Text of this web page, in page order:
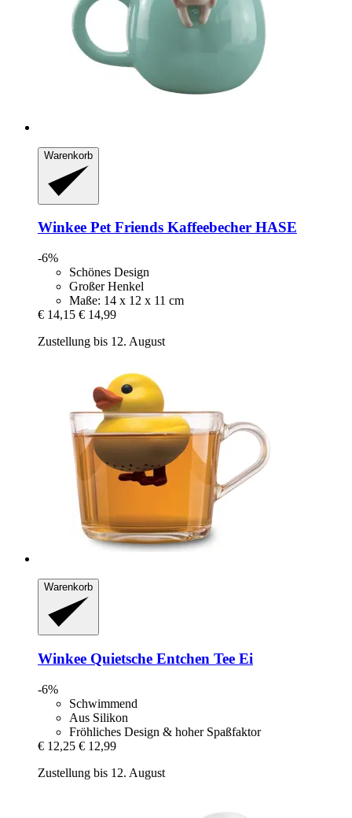
Warenkorb
Winkee Pet Friends Kaffeebecher HASE
-6%
Schönes Design
Großer Henkel
Maße: 14 x 12 x 11 cm
€ 14,15 € 14,99
Zustellung bis 12. August
Warenkorb
Winkee Quietsche Entchen Tee Ei
-6%
Schwimmend
Aus Silikon
Fröhliches Design & hoher Spaßfaktor
€ 12,25 € 12,99
Zustellung bis 12. August